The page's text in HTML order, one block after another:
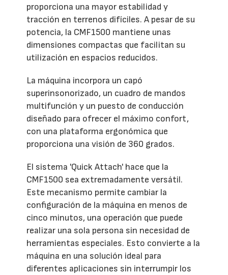
proporciona una mayor estabilidad y
tracción en terrenos difíciles. A pesar de su
potencia, la CMF1500 mantiene unas
dimensiones compactas que facilitan su
utilización en espacios reducidos.
La máquina incorpora un capó
superinsonorizado, un cuadro de mandos
multifunción y un puesto de conducción
diseñado para ofrecer el máximo confort,
con una plataforma ergonómica que
proporciona una visión de 360 grados.
El sistema 'Quick Attach' hace que la
CMF1500 sea extremadamente versátil.
Este mecanismo permite cambiar la
configuración de la máquina en menos de
cinco minutos, una operación que puede
realizar una sola persona sin necesidad de
herramientas especiales. Esto convierte a la
máquina en una solución ideal para
diferentes aplicaciones sin interrumpir los